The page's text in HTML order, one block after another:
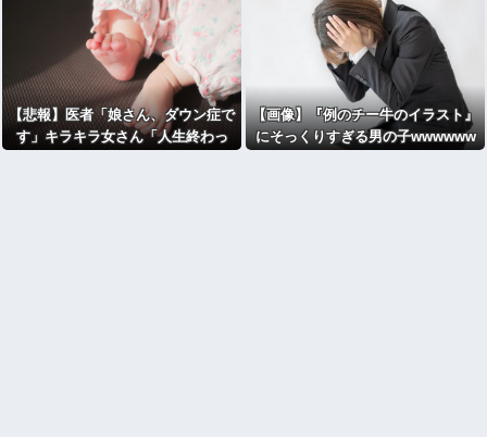
【悲報】医者「娘さん、ダウン症で
す」キラキラ女さん「人生終わっ
【画像】『例のチー牛のイラスト』
にそっくりすぎる男の子wwwwww